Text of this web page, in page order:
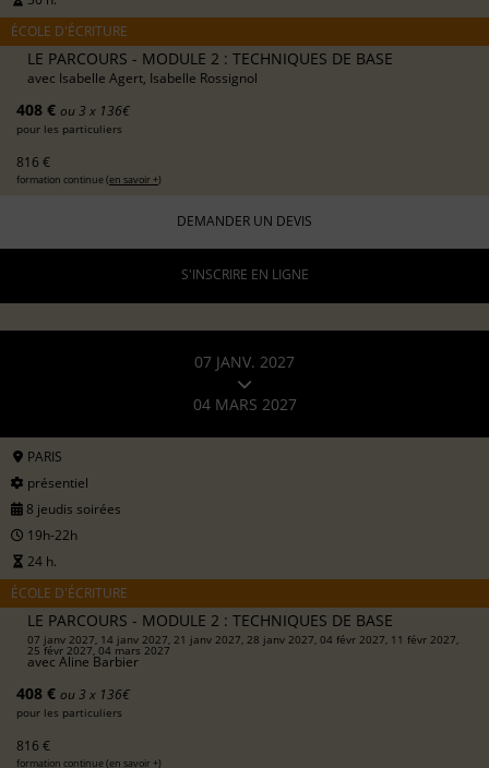
ÉCOLE D'ÉCRITURE
LE PARCOURS - MODULE 2 : TECHNIQUES DE BASE
avec Isabelle Agert, Isabelle Rossignol
408 € ou 3 x 136€
pour les particuliers
816 €
formation continue (en savoir +)
DEMANDER UN DEVIS
S'INSCRIRE EN LIGNE
07 JANV. 2027
04 MARS 2027
PARIS
présentiel
8 jeudis soirées
19h-22h
24 h.
ÉCOLE D'ÉCRITURE
LE PARCOURS - MODULE 2 : TECHNIQUES DE BASE
07 janv 2027, 14 janv 2027, 21 janv 2027, 28 janv 2027, 04 févr 2027, 11 févr 2027,
25 févr 2027, 04 mars 2027
avec Aline Barbier
408 € ou 3 x 136€
pour les particuliers
816 €
formation continue (en savoir +)